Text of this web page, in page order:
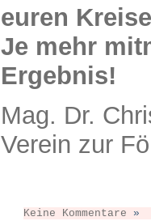
euren
Je mehr
Ergebnis!
Mag. Dr.
Verein zur
Keine Kommentare »